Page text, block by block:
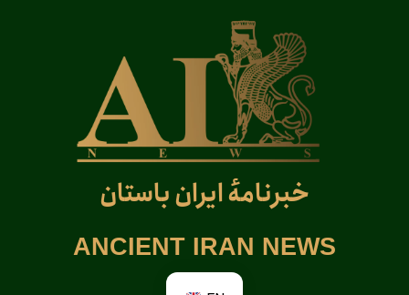
خبرنامهٔ ایران باستان
ANCIENT IRAN NEWS